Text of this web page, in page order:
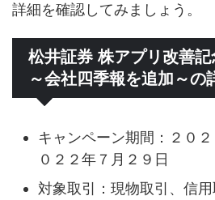
詳細を確認してみましょう。
松井証券 株アプリ改善
～会社四季報を追加～の
キャンペーン期間：２０
０２２年７月２９日
対象取引：現物取引、信